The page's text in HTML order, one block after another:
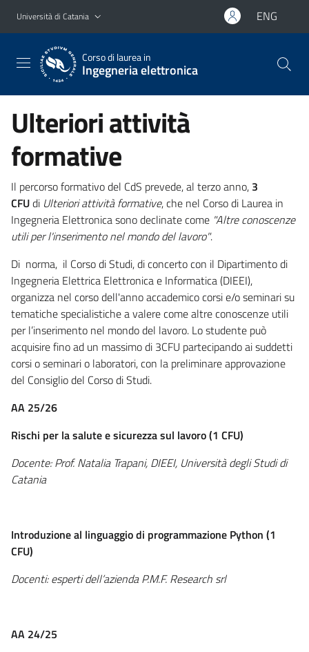
Vai al contenuto principale
Vai al menu di navigazione
Università di Catania ENG
Corso di laurea in
Ingegneria elettronica
Ulteriori attività
formative
Il percorso formativo del CdS prevede, al terzo anno, 3
CFUdi Ulteriori attività formative, che nel Corso di Laurea in
Ingegneria Elettronica sono declinate come "Altre conoscenze
utili per l'inserimento nel mondo del lavoro".
Di norma, il Corso di Studi, di concerto con il Dipartimento di
Ingegneria Elettrica Elettronica e Informatica (DIEEI),
organizza nel corso dell'anno accademico corsi e/o seminari su
tematiche specialistiche a valere come altre conoscenze utili
per l’inserimento nel mondo del lavoro. Lo studente può
acquisire fino ad un massimo di 3CFU partecipando ai suddetti
corsi o seminari o laboratori, con la preliminare approvazione
del Consiglio del Corso di Studi.
AA 25/26
Rischi per la salute e sicurezza sul lavoro (1 CFU)
Docente: Prof. Natalia Trapani, DIEEI, Università degli Studi di
Catania
Introduzione al linguaggio di programmazione Python (1
CFU)
Docenti: esperti dell’azienda P.M.F. Research srl
AA 24/25